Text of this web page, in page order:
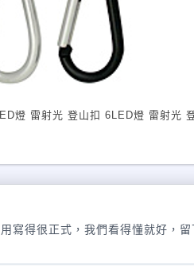
燈 雷射光 登山扣 6LED燈 雷射光
寫得很正式，我們看得懂就好，